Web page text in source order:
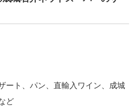
ート、パン、直輸入ワイン、成城
ど